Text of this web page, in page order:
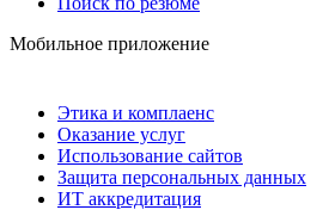
Мобильное приложение
Этика и комплаенс
Оказание услуг
Использование сайтов
Защита персональных данных
ИТ аккредитация